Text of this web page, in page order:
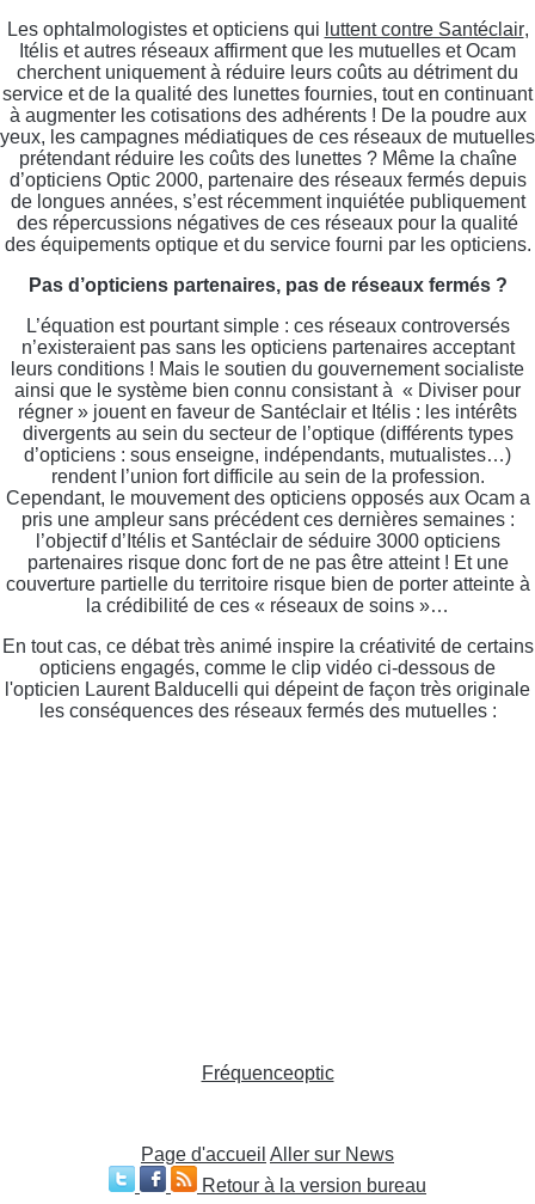
Les ophtalmologistes et opticiens qui luttent contre Santéclair,
Itélis et autres réseaux affirment que les mutuelles et Ocam
cherchent uniquement à réduire leurs coûts au détriment du
service et de la qualité des lunettes fournies, tout en continuant
à augmenter les cotisations des adhérents ! De la poudre aux
yeux, les campagnes médiatiques de ces réseaux de mutuelles
prétendant réduire les coûts des lunettes ? Même la chaîne
d’opticiens Optic 2000, partenaire des réseaux fermés depuis
de longues années, s’est récemment inquiétée publiquement
des répercussions négatives de ces réseaux pour la qualité
des équipements optique et du service fourni par les opticiens.
Pas d’opticiens partenaires, pas de réseaux fermés ?
L’équation est pourtant simple : ces réseaux controversés
n’existeraient pas sans les opticiens partenaires acceptant
leurs conditions ! Mais le soutien du gouvernement socialiste
ainsi que le système bien connu consistant à « Diviser pour
régner » jouent en faveur de Santéclair et Itélis : les intérêts
divergents au sein du secteur de l’optique (différents types
d’opticiens : sous enseigne, indépendants, mutualistes…)
rendent l’union fort difficile au sein de la profession.
Cependant, le mouvement des opticiens opposés aux Ocam a
pris une ampleur sans précédent ces dernières semaines :
l’objectif d’Itélis et Santéclair de séduire 3000 opticiens
partenaires risque donc fort de ne pas être atteint ! Et une
couverture partielle du territoire risque bien de porter atteinte à
la crédibilité de ces « réseaux de soins »…
En tout cas, ce débat très animé inspire la créativité de certains
opticiens engagés, comme le clip vidéo ci-dessous de
l'opticien Laurent Balducelli qui dépeint de façon très originale
les conséquences des réseaux fermés des mutuelles :
Fréquenceoptic
Page d'accueil Aller sur News
Retour à la version bureau